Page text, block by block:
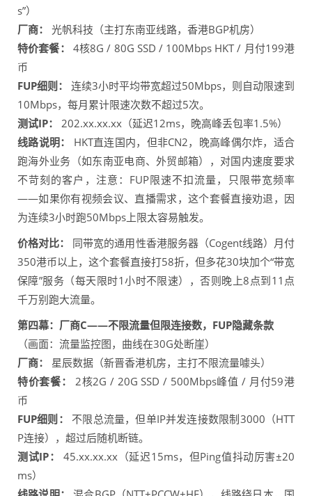
s”）
厂商：
光帆科技（主打东南亚线路，香港BGP机房）
特价套餐：
4核8G / 80G SSD / 100Mbps HKT / 月付199港
币
FUP细则：
连续3小时平均带宽超过50Mbps，则自动限速到
10Mbps，每月累计限速次数不超过5次。
测试IP：
202.xx.xx.xx（延迟12ms，晚高峰丢包率1.5%）
线路说明：
HKT直连国内，但非CN2，晚高峰偶尔炸，适合
跑海外业务（如东南亚电商、外贸邮箱），对国内速度要求
不苛刻的客户，注意：FUP限速不扣流量，只限带宽频率
——如果你有视频会议、直播需求，这个套餐直接劝退，因
为连续3小时跑50Mbps上限太容易触发。
价格对比：
同带宽的通用性香港服务器（Cogent线路）月付
350港币以上，这个套餐直接打58折，但多花30块加个“带宽
保障”服务（每天限时1小时不限速），否则晚上8点到11点
千万别跑大流量。
第四幕：厂商C——不限流量但限连接数，FUP隐藏条款
（画面：流量监控图，曲线在30G处断崖）
厂商：
星辰数据（新晋香港机房，主打不限流量噱头）
特价套餐：
2核2G / 20G SSD / 500Mbps峰值 / 月付59港
币
FUP细则：
不限总流量，但单IP并发连接数限制3000（HTT
P连接），超过后随机断链。
测试IP：
45.xx.xx.xx（延迟15ms，但Ping值抖动厉害±20
ms）